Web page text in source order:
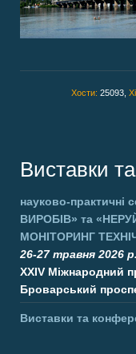
Хости: 25093,
Виставки
науково-практичні
ВИРОБІВ» та
МОНІТОРИНГ
26-27 травня 2026
XXIV Міжнародний
Броварський
Виставки та